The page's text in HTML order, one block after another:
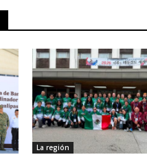
La región